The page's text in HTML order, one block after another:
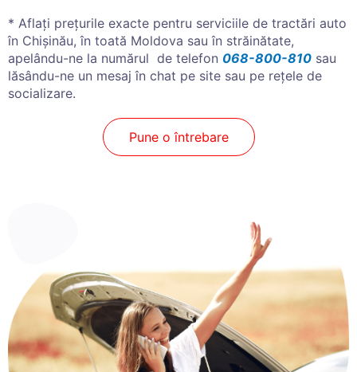
* Aflați prețurile exacte pentru serviciile de tractări auto
în Chișinău, în toată Moldova sau în străinătate,
apelându-ne la numărul de telefon 068-800-810 sau
lăsându-ne un mesaj în chat pe site sau pe rețele de
socializare.
Pune o întrebare